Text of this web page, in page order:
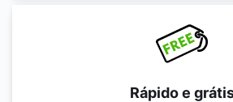
Rápido e